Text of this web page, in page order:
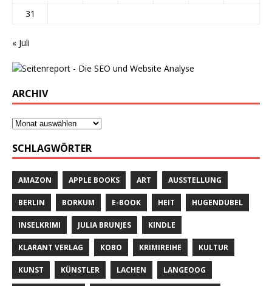
31
« Juli
ARCHIV
SCHLAGWÖRTER
AMAZON APPLE BOOKS ART AUSSTELLUNG
BERLIN BORKUM E-BOOK HEIT HUGENDUBEL
INSELKRIMI JULIA BRUNJES KINDLE
KLARANT VERLAG KOBO KRIMIREIHE KULTUR
KUNST KÜNSTLER LACHEN LANGEOOG